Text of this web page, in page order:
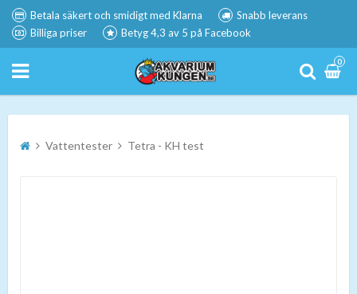
Betala säkert och smidigt med Klarna
Snabb leverans
Billiga priser
Betyg 4,3 av 5 på Facebook
0
Vattentester Tetra - KH test